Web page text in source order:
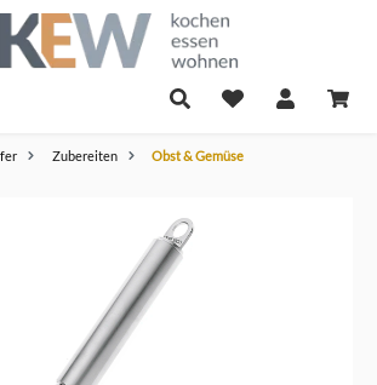
Zubereiten Obst & Gemüse